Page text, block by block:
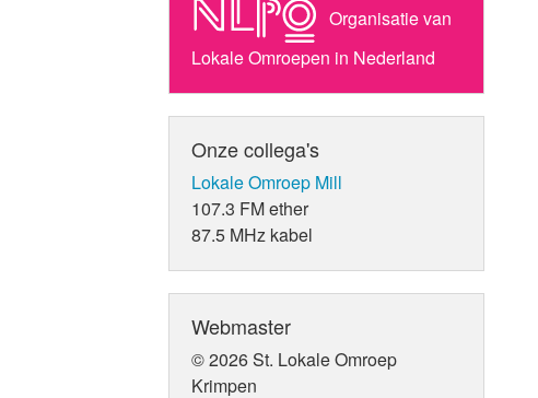
Organisatie van
Lokale Omroepen in Nederland
Onze collega's
Lokale Omroep Mill
107.3 FM ether
87.5 MHz kabel
Webmaster
© 2026 St. Lokale Omroep
Krimpen